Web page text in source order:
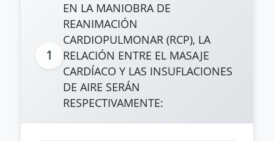
1
EN LA MANIOBRA DE
REANIMACIÓN
CARDIOPULMONAR (RCP), LA
RELACIÓN ENTRE EL MASAJE
CARDÍACO Y LAS INSUFLACIONES
DE AIRE SERÁN
RESPECTIVAMENTE: